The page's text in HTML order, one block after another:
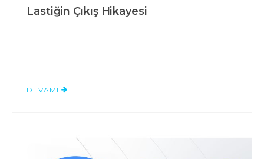
Lastiğin Çıkış Hikayesi
DEVAMI